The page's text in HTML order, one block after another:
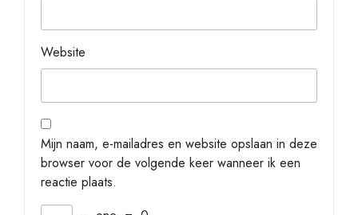
Website
Mijn naam, e-mailadres en website opslaan in deze
browser voor de volgende keer wanneer ik een
reactie plaats.